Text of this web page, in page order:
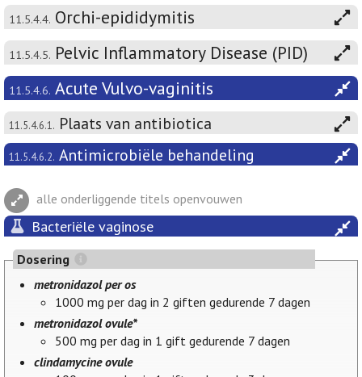
11.5.4.4. Orchi-epididymitis
11.5.4.5. Pelvic Inflammatory Disease (PID)
11.5.4.6. Acute Vulvo-vaginitis
11.5.4.6.1. Plaats van antibiotica
11.5.4.6.2. Antimicrobiële behandeling
alle onderliggende titels openvouwen
Bacteriële vaginose
Dosering
metronidazol per os
1000 mg per dag in 2 giften gedurende 7 dagen
metronidazol ovule*
500 mg per dag in 1 gift gedurende 7 dagen
clindamycine ovule